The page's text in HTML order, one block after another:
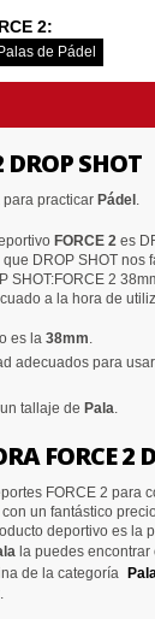
2:
Palas de Pádel
DROP SHOT
practicar Pádel .
FORCE 2 es
DROP SHOT nos
SHOT:FORCE 2
a la hora de
es la38mm.
adecuados para
tallaje de Pala.
FORCE 2
FORCE 2 para
con un fantástico
deportivo es la
la puedes
de la categoría